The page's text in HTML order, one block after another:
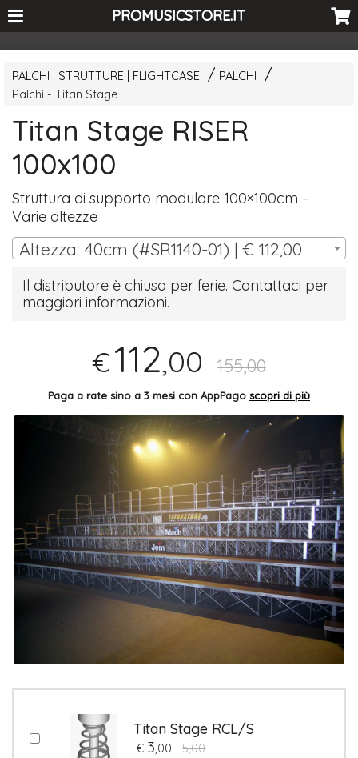
<-- Curio's GSC -->PROMUSICSTORE.IT
PALCHI | STRUTTURE | FLIGHTCASE
PALCHI
Palchi - Titan Stage
Titan Stage RISER
100x100
Struttura di supporto modulare 100×100cm –
Varie altezze
Altezza: 40cm (#SR1140-01) | € 112,00
Il distributore è chiuso per ferie. Contattaci per
maggiori informazioni.
€112,00 155,00
Paga a rate sino a 3 mesi con AppPago scopri di più
Titan Stage RCL/S
€ 3,00 5,00